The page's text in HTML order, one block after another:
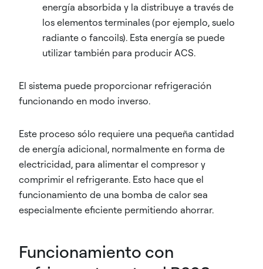
energía absorbida y la distribuye a través de
los elementos terminales (por ejemplo, suelo
radiante o fancoils). Esta energía se puede
utilizar también para producir ACS.
El sistema puede proporcionar refrigeración
funcionando en modo inverso.
Este proceso sólo requiere una pequeña cantidad
de energía adicional, normalmente en forma de
electricidad, para alimentar el compresor y
comprimir el refrigerante. Esto hace que el
funcionamiento de una bomba de calor sea
especialmente eficiente permitiendo ahorrar.
Funcionamiento con